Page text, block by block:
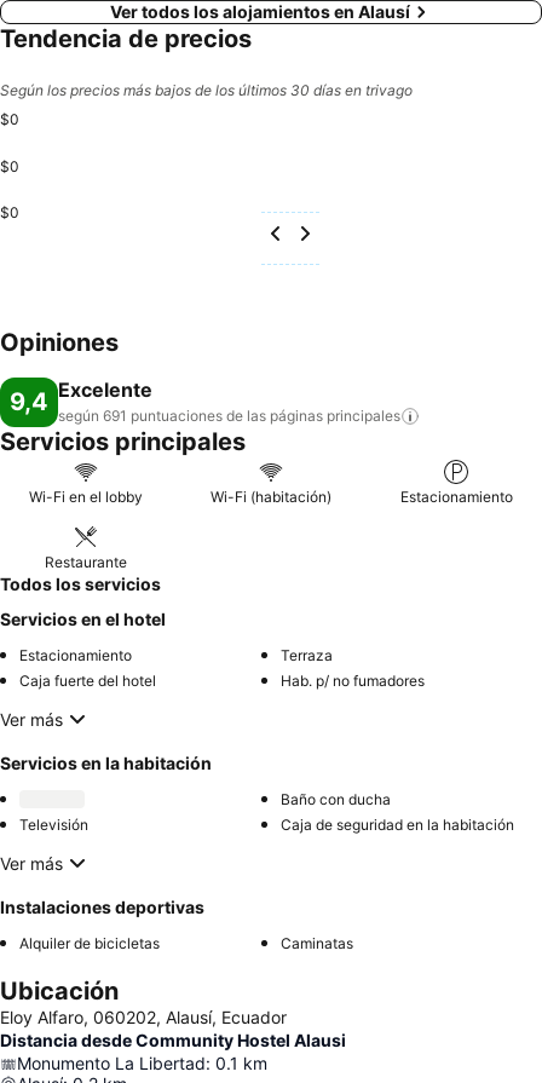
Ver todos los alojamientos en Alausí
Tendencia de precios
Según los precios más bajos de los últimos 30 días en trivago
$0
$0
$0
Opiniones
9,4 Excelente
según 691 puntuaciones de las páginas principales
Servicios principales
Wi-Fi en el lobby Wi-Fi (habitación) Estacionamiento
Restaurante
Todos los servicios
Servicios en el hotel
Estacionamiento
Terraza
Caja fuerte del hotel
Hab. p/ no fumadores
Ver más
Servicios en la habitación
Baño con ducha
Televisión
Caja de seguridad en la habitación
Ver más
Instalaciones deportivas
Alquiler de bicicletas Caminatas
Ubicación
Eloy Alfaro, 060202, Alausí, Ecuador
Distancia desde Community Hostel Alausi
Monumento La Libertad: 0.1 km